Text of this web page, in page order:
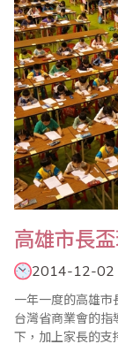
高雄市長
2014-12-02
一年一度的高雄市
台灣省商業會的
下，加上家長的支